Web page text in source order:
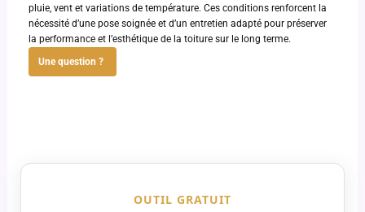
pluie, vent et variations de température. Ces conditions renforcent la
nécessité d’une pose soignée et d’un entretien adapté pour préserver
la performance et l’esthétique de la toiture sur le long terme.
Une question ?
OUTIL GRATUIT